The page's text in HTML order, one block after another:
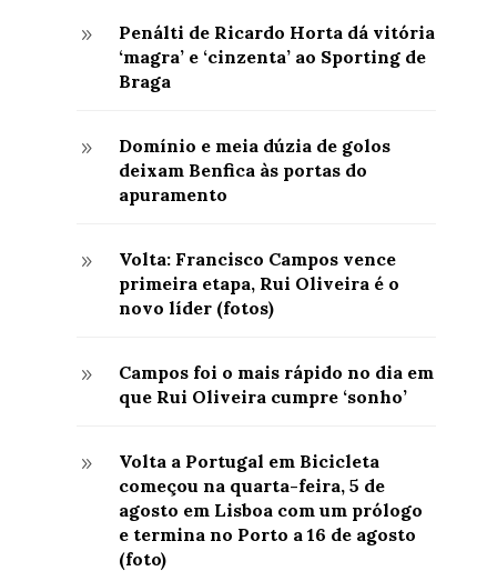
9
Penálti de Ricardo Horta dá vitória
‘magra’ e ‘cinzenta’ ao Sporting de
Braga
9
Domínio e meia dúzia de golos
deixam Benfica às portas do
apuramento
9
Volta: Francisco Campos vence
primeira etapa, Rui Oliveira é o
novo líder (fotos)
9
Campos foi o mais rápido no dia em
que Rui Oliveira cumpre ‘sonho’
9
Volta a Portugal em Bicicleta
começou na quarta-feira, 5 de
agosto em Lisboa com um prólogo
e termina no Porto a 16 de agosto
(foto)